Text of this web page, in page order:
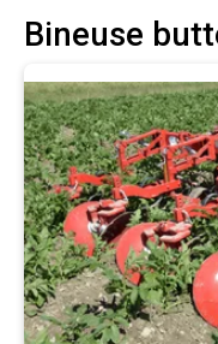
Bineuse